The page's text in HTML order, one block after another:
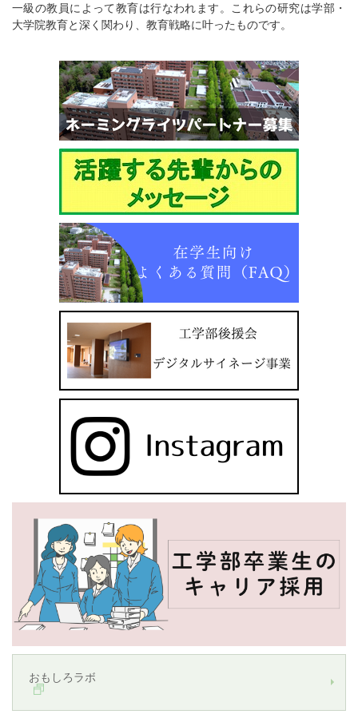
一級の教員によって教育は行なわれます。これらの研究は学部・
大学院教育と深く関わり、教育戦略に叶ったものです。
おもしろラボ